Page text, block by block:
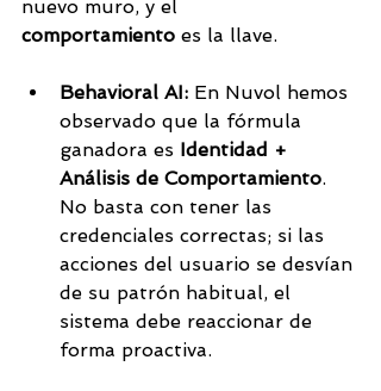
nuevo muro, y el
comportamiento es la llave.
Behavioral AI: En Nuvol hemos
observado que la fórmula
ganadora es Identidad +
Análisis de Comportamiento.
No basta con tener las
credenciales correctas; si las
acciones del usuario se desvían
de su patrón habitual, el
sistema debe reaccionar de
forma proactiva.